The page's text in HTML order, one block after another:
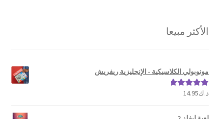
الأكثر مبيعا
مونوبولي الكلاسيكية - الإنجليزية ريفريش
تم التقييم
د.ك14.95